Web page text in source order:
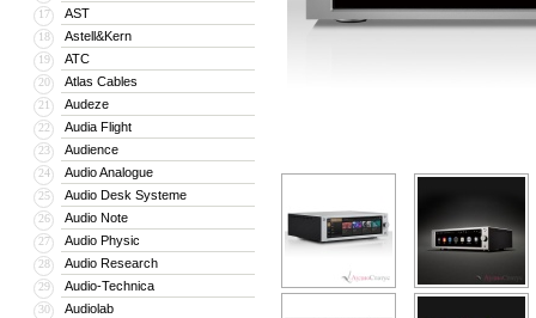
17 AST
18 Astell&Kern
19 ATC
20 Atlas Cables
21 Audeze
22 Audia Flight
23 Audience
24 Audio Analogue
25 Audio Desk Systeme
26 Audio Note
27 Audio Physic
28 Audio Research
29 Audio-Technica
30 Audiolab